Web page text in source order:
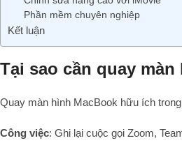
Phần mềm chuyên nghiệp
Kết luận
Tại sao cần quay
Quay màn hình MacBook hữu ích
Công việc: Ghi lại cuộc gọi Zoom,